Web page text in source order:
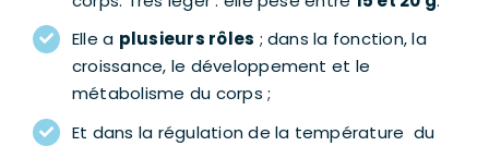
Elle a plusieurs rôles ; dans la fonction, la
croissance, le développement et le
métabolisme du corps ;
Et dans la régulation de la température du